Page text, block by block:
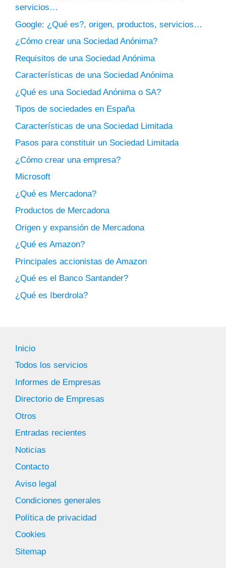
servicios…
Google: ¿Qué es?, origen, productos, servicios…
¿Cómo crear una Sociedad Anónima?
Requisitos de una Sociedad Anónima
Características de una Sociedad Anónima
¿Qué es una Sociedad Anónima o SA?
Tipos de sociedades en España
Características de una Sociedad Limitada
Pasos para constituir un Sociedad Limitada
¿Cómo crear una empresa?
Microsoft
¿Qué es Mercadona?
Productos de Mercadona
Origen y expansión de Mercadona
¿Qué es Amazon?
Principales accionistas de Amazon
¿Qué es el Banco Santander?
¿Qué es Iberdrola?
Inicio
Todos los servicios
Informes de Empresas
Directorio de Empresas
Otros
Entradas recientes
Noticias
Contacto
Aviso legal
Condiciones generales
Política de privacidad
Cookies
Sitemap